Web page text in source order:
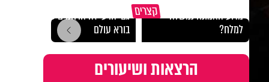
קצרים
מדוע האמונה נמשלה
למלח?
גם ׳הרע׳ זה הרחמים של
בורא עולם
הרצאות ושיעורים